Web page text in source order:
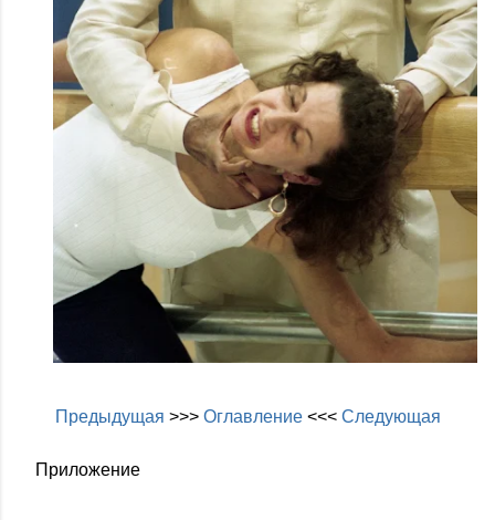
Предыдущая >>> Оглавление<<< Следующая
Приложение